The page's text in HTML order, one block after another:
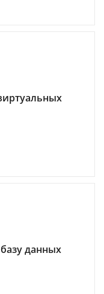
данных